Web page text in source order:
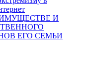
И
ЕГО СЕМЬИ